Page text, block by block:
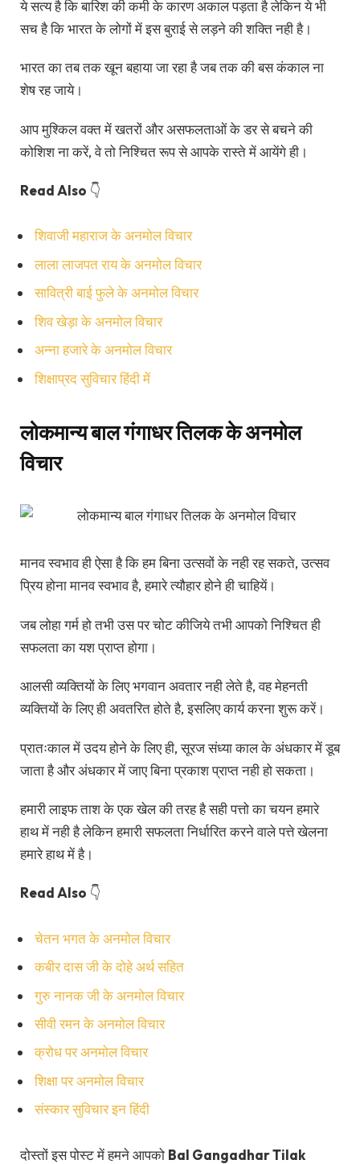
ये सत्य है कि बारिश की कमी के कारण अकाल पड़ता है लेकिन ये भी
सच है कि भारत के लोगों में इस बुराई से लड़ने की शक्ति नही है।
भारत का तब तक खून बहाया जा रहा है जब तक की बस कंकाल ना
शेष रह जाये।
आप मुश्किल वक्त में खतरों और असफलताओं के डर से बचने की
कोशिश ना करें, वे तो निश्चित रूप से आपके रास्ते में आयेंगे ही।
Read Also 👇
शिवाजी महाराज के अनमोल विचार
लाला लाजपत राय के अनमोल विचार
सावित्री बाई फुले के अनमोल विचार
शिव खेड़ा के अनमोल विचार
अन्ना हजारे के अनमोल विचार
शिक्षाप्रद सुविचार हिंदी में
लोकमान्य बाल गंगाधर तिलक के अनमोल
विचार
मानव स्वभाव ही ऐसा है कि हम बिना उत्सवों के नही रह सकते, उत्सव
प्रिय होना मानव स्वभाव है, हमारे त्यौहार होने ही चाहियें।
जब लोहा गर्म हो तभी उस पर चोट कीजिये तभी आपको निश्चित ही
सफलता का यश प्राप्त होगा।
आलसी व्यक्तियों के लिए भगवान अवतार नही लेते है, वह मेहनती
व्यक्तियों के लिए ही अवतरित होते है, इसलिए कार्य करना शुरू करें।
प्रातःकाल में उदय होने के लिए ही, सूरज संध्या काल के अंधकार में डूब
जाता है और अंधकार में जाए बिना प्रकाश प्राप्त नही हो सकता।
हमारी लाइफ ताश के एक खेल की तरह है सही पत्तो का चयन हमारे
हाथ में नही है लेकिन हमारी सफलता निर्धारित करने वाले पत्ते खेलना
हमारे हाथ में है।
Read Also 👇
चेतन भगत के अनमोल विचार
कबीर दास जी के दोहे अर्थ सहित
गुरु नानक जी के अनमोल विचार
सीवी रमन के अनमोल विचार
क्रोध पर अनमोल विचार
शिक्षा पर अनमोल विचार
संस्कार सुविचार इन हिंदी
दोस्तों इस पोस्ट में हमने आपको Bal Gangadhar Tilak